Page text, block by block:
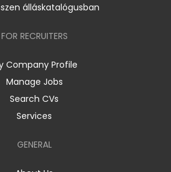
álláskatalógusban
FOR RECRUITERS
Company Profile
Manage Jobs
Search CVs
Services
GENERAL